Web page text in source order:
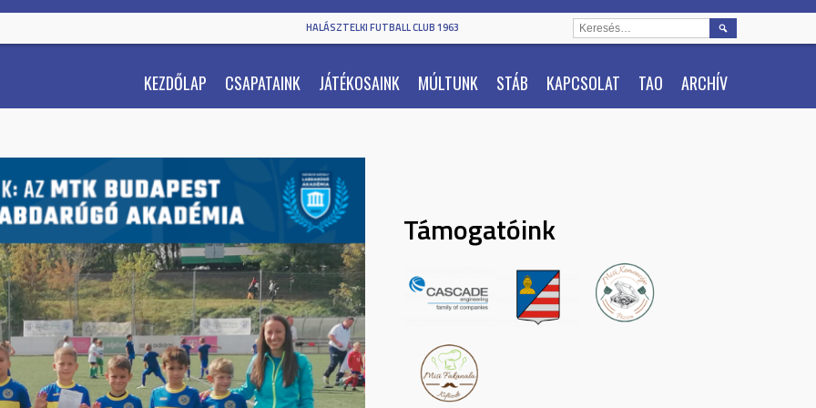
HALÁSZTELKI FUTBALL CLUB 1963
KEZDŐLAP CSAPATAINK JÁTÉKOSAINK MÚLTUNK STÁB KAPCSOLAT TAO ARCHÍV
KERESÉS:
Támogatóink